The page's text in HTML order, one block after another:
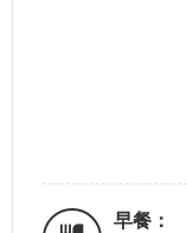
早餐：